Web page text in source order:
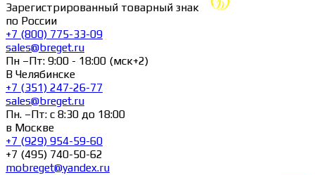
Зарегистрированный товарный знак
по России
+7 (800) 775-33-09
sales@breget.ru
Пн –Пт: 9:00 - 18:00 (мск+2)
В Челябинске
+7 (351) 247-26-77
sales@breget.ru
Пн. –Пт: с 8:30 до 18:00
в Москве
+7 (929) 954-59-60
+7 (495) 740-50-62
mobreget@yandex.ru